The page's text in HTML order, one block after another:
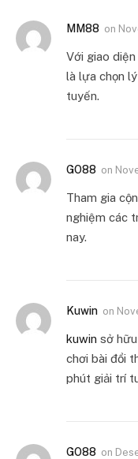
MM88 on
Với giao
là lựa chọn
tuyến.
GO88 on
Tham gia
nghiệm các
nay.
Kuwin on
kuwin sở
chơi bài đổi
phút giải trí
GO88 on